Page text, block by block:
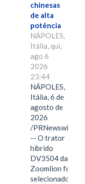
chinesas
de alta
potência
NÁPOLES,
Itália, qui,
ago 6
2026
23:44
NÁPOLES,
Itália, 6 de
agosto de
2026
/PRNewswire/
-- O trator
híbrido
DV3504 da
Zoomlion foi
selecionado